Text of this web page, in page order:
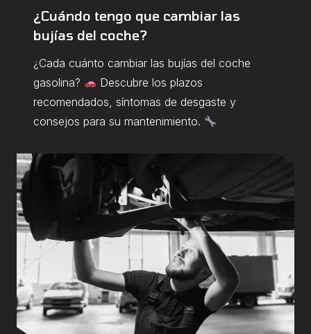
¿Cuándo tengo que cambiar las
bujías del coche?
¿Cada cuánto cambiar las bujías del coche
gasolina?
Descubre los plazos
recomendados, síntomas de desgaste y
consejos para su mantenimiento.